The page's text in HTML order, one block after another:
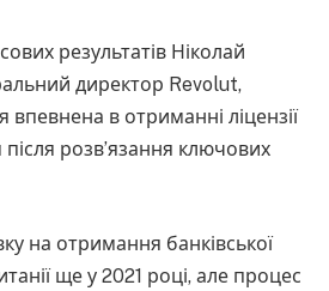
результатів Ніколай
директор Revolut,
в отриманні ліцензії
розв’язання ключових
на отримання банківської
ще у 2021 році, але процес